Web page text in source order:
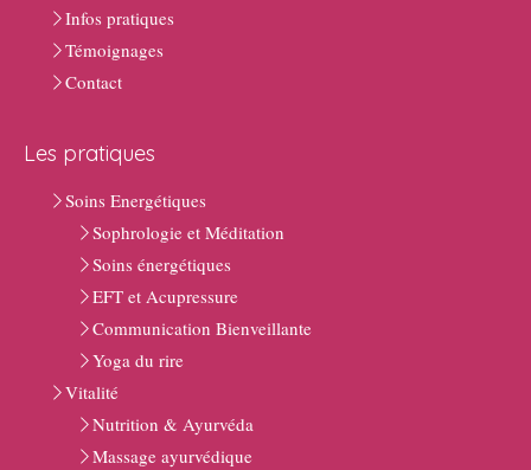
Infos pratiques
Témoignages
Contact
Les pratiques
Soins Energétiques
Sophrologie et Méditation
Soins énergétiques
EFT et Acupressure
Communication Bienveillante
Yoga du rire
Vitalité
Nutrition & Ayurvéda
Massage ayurvédique